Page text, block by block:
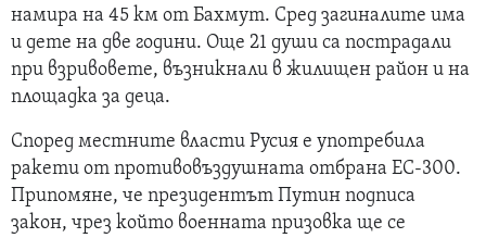
намира на 45 км от Бахмут. Сред загиналите има
и дете на две години. Още 21 души са пострадали
при взривовете, възникнали в жилищен район и на
площадка за деца.
Според местните власти Русия е употребила
ракети от противовъздушната отбрана ЕС-300.
Припомяне, че президентът Путин подписа
закон, чрез който военната призовка ще се